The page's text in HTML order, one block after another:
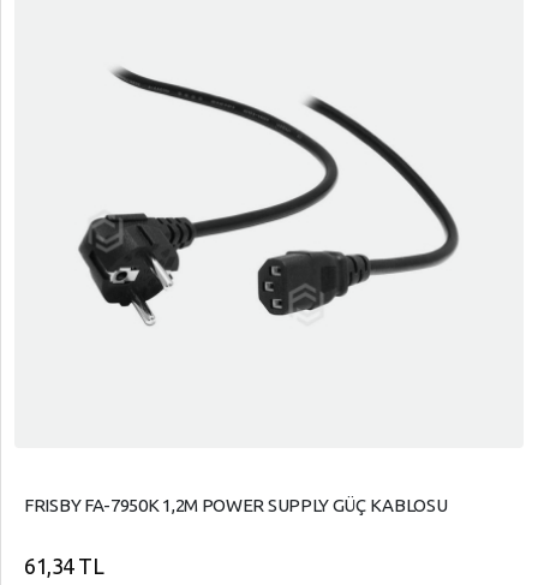
FRISBY FA-7950K 1,2M POWER SUPPLY GÜÇ KABLOSU
61,34 TL